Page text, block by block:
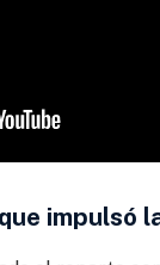
impulsó